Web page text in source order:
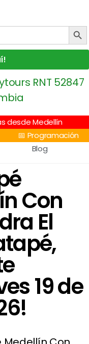
BOTÓN
desde Medellín
📅 Programación
Blog
Con
El
19 de